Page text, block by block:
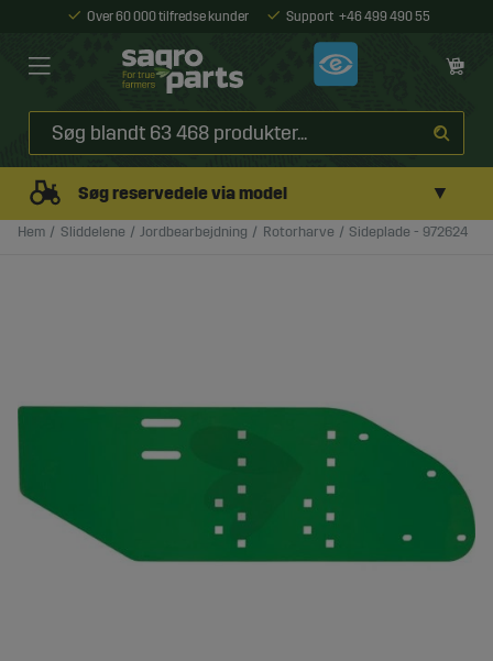
Over 60 000 tilfredse kunder Support +46 499 490 55
Søg reservedele via model ▼
Hem Sliddelene Jordbearbejdning Rotorharve Sideplade - 972624